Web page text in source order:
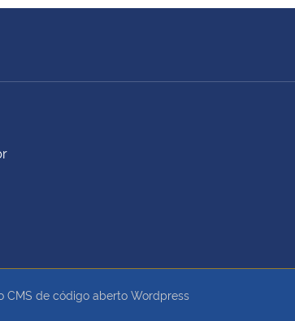
CMS de código aberto Wordpress